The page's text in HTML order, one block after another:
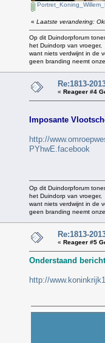
« Laatste verandering:
Op dit Duindorpforum
het Duindorp van vroeger,
want niets verdwijnt in de
geen branding neemt
Re:1813-
« Reageer #4
Imposante
http://
PYhwE.facebook
Op dit Duindorpforum
het Duindorp van vroeger,
want niets verdwijnt in de
geen branding neemt
Re:1813-
« Reageer #5
Onderstaand
http://